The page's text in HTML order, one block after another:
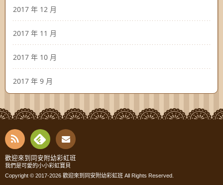
2017 年 12 月
2017 年 11 月
2017 年 10 月
2017 年 9 月
RSS
Fee
dly
Cont
act
歡迎來到同安附幼彩虹班
我們是可愛的小小彩虹寶貝
Copyright © 2017-2026 歡迎來到同安附幼彩虹班 All Rights Reserved.